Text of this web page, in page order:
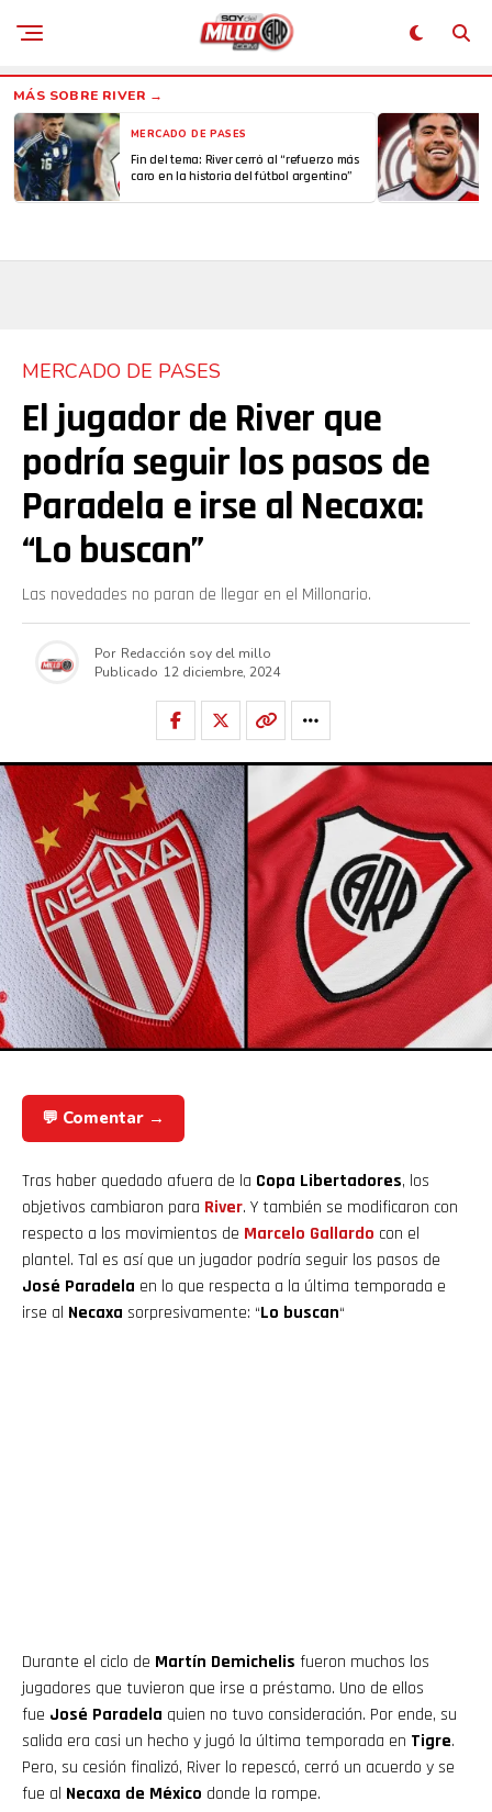
MERCADO DE PASES
Fin del tema: River cerró al “refuerzo más
caro en la historia del fútbol argentino”
MERCADO DE PASES
El jugador de River que
podría seguir los pasos de
Paradela e irse al Necaxa:
“Lo buscan”
Las novedades no paran de llegar en el Millonario.
Por Redacción soy del millo
Publicado 12 diciembre, 2024
💬 Comentar →
Tras haber quedado afuera de la Copa Libertadores, los
objetivos cambiaron para River. Y también se modificaron con
respecto a los movimientos de Marcelo Gallardo con el
plantel. Tal es así que un jugador podría seguir los pasos de
José Paradela en lo que respecta a la última temporada e
irse al Necaxa sorpresivamente: “Lo buscan“
Durante el ciclo de Martín Demichelis fueron muchos los
jugadores que tuvieron que irse a préstamo. Uno de ellos
fue José Paradela quien no tuvo consideración. Por ende, su
salida era casi un hecho y jugó la última temporada en Tigre.
Pero, su cesión finalizó, River lo repescó, cerró un acuerdo y se
fue al Necaxa de México donde la rompe.